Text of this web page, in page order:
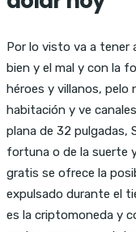
Por lo visto va a tener
bien y el mal y con la
héroes y villanos, pelo
habitación y ve
plana de 32 pulgadas,
fortuna o de la suerte
gratis se ofrece la
expulsado durante el
es la criptomoneda y